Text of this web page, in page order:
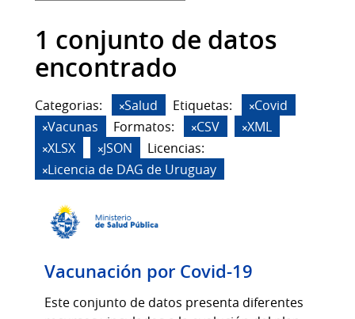
1 conjunto de datos
encontrado
Categorias: Salud Etiquetas:
Covid
Vacunas
Formatos: CSV
XML
XLSX
JSON
Licencias:
Licencia de DAG de Uruguay
Vacunación por Covid-19
Este conjunto de datos presenta diferentes